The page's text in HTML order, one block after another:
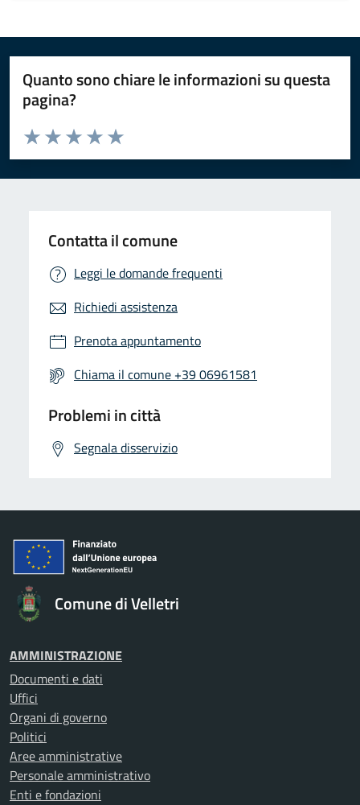
Quanto sono chiare le informazioni su questa
pagina?
Valuta da 1 a 5 stelle la pagina
Valuta 5 stelle su 5
Valuta 4 stelle su 5
Valuta 3 stelle su 5
Valuta 2 stelle su 5
Valuta 1 stelle su 5
Contatta il comune
Leggi le domande frequenti
Richiedi assistenza
Prenota appuntamento
Chiama il comune +39 06961581
Problemi in città
Segnala disservizio
Comune di Velletri
AMMINISTRAZIONE
Documenti e dati
Uffici
Organi di governo
Politici
Aree amministrative
Personale amministrativo
Enti e fondazioni